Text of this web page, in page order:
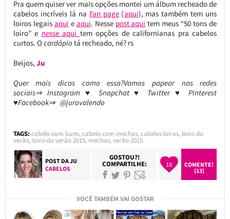
Pra quem quiser ver mais opções montei um álbum recheado de
cabelos incríveis lá na Fan page(aqui), mas também tem uns
loiros legais aqui e aqui. Nesse post aqui tem meus “50 tons de
loiro” e nesse aqui tem opções de californianas pra cabelos
curtos. Ocardápio tá recheado, né? rs
Beijos, Ju
Quer mais dicas como essa?Vamos papear nas redes
sociais⇒ Instagram ♥ Snapchat ♥ Twitter ♥ Pinterest
♥Facebook⇒ @jurovalendo
TAGS: cabelo com luzes,cabelo com mechas,cabelos loiros, loiro do
verão, loiro do verão 2015, mechas,verão 2015
POST DAJU
CABELOS
GOSTOU?!
COMPARTILHE: 18
COMENTE!
(13)
VOCÊ TAMBÉM VAI GOSTAR